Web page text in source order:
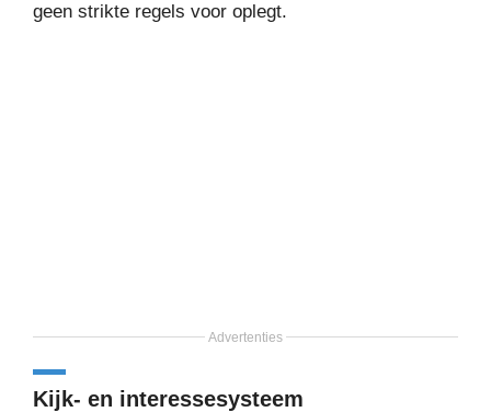
geen strikte regels voor oplegt.
Advertenties
Kijk- en interessesysteem